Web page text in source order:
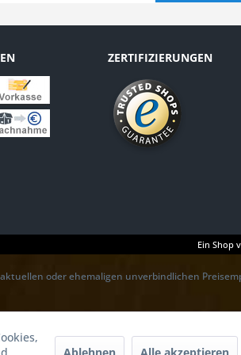
ZERTIFIZIERUNGEN
Ein Shop
oder ehemaligen unverbindlichen
Ablehnen Alle akzeptieren